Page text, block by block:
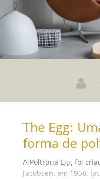
The Egg:
forma de
A Poltrona Egg foi
Jacobsen, em 1958.